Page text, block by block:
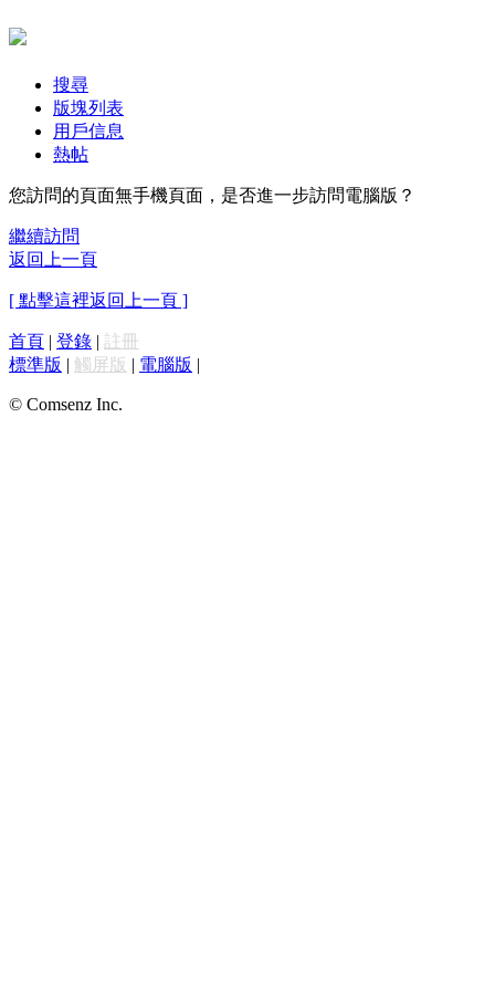
搜尋
版塊列表
用戶信息
熱帖
您訪問的頁面無手機頁面，是否進一步訪問電腦版？
繼續訪問
返回上一頁
[ 點擊這裡返回上一頁 ]
首頁 | 登錄 | 註冊
標準版 | 觸屏版 | 電腦版 |
© Comsenz Inc.